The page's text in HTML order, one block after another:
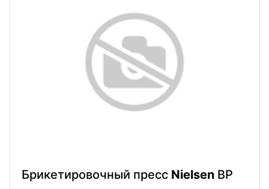
Брикетировочный пресс Nielsen BP